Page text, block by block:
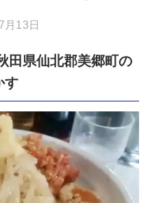
月13日
田県仙北郡美郷町の
す